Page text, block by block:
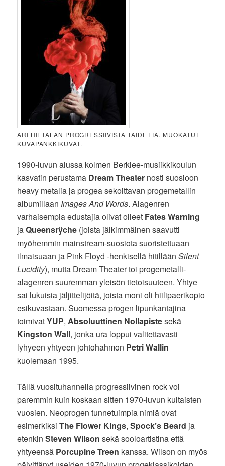
ARI HIETALAN PROGRESSIIVISTA TAIDETTA. MUOKATUT
KUVAPANKKIKUVAT.
1990-luvun alussa kolmen Berklee-musiikkikoulun
kasvatin perustama Dream Theater nosti suosioon
heavy metalia ja progea sekoittavan progemetallin
albumillaan Images And Words. Alagenren
varhaisempia edustajia olivat olleet Fates Warning
jaQueensrÿche (joista jälkimmäinen saavutti
myöhemmin mainstream-suosiota suoristettuaan
ilmaisuaan ja Pink Floyd -henkisellä hitilläänSilent
Lucidity), mutta Dream Theater toi progemetalli-
alagenren suuremman yleisön tietoisuuteen. Yhtye
sai lukuisia jäljittelijöitä, joista moni oli hiilipaerikopio
esikuvastaan. Suomessa progen lipunkantajina
toimivatYUP,Absoluuttinen Nollapistesekä
Kingston Wall, jonka ura loppui valitettavasti
lyhyeen yhtyeen johtohahmon Petri Wallin
kuolemaan 1995.
Tällä vuosituhannella progressiivinen rock voi
paremmin kuin koskaan sitten 1970-luvun kultaisten
vuosien. Neoprogen tunnetuimpia nimiä ovat
esimerkiksiThe Flower Kings,Spock’s Beard ja
etenkinSteven Wilson sekä sooloartistina että
yhtyeensä Porcupine Treen kanssa. Wilson on myös